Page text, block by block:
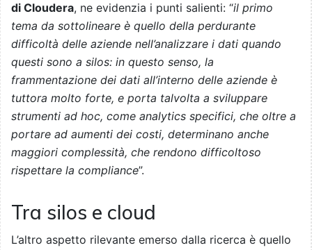
di Cloudera, ne evidenzia i punti salienti: “il primo
tema da sottolineare è quello della perdurante
difficoltà delle aziende nell’analizzare i dati quando
questi sono a silos: in questo senso, la
frammentazione dei dati all’interno delle aziende è
tuttora molto forte, e porta talvolta a sviluppare
strumenti ad hoc, come analytics specifici, che oltre a
portare ad aumenti dei costi, determinano anche
maggiori complessità, che rendono difficoltoso
rispettare la compliance”.
Tra silos e cloud
L’altro aspetto rilevante emerso dalla ricerca è quello